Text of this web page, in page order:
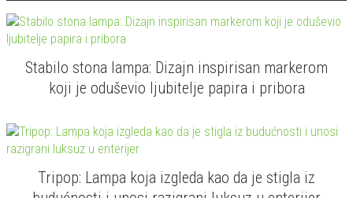
Stabilo stona lampa: Dizajn inspirisan markerom
koji je oduševio ljubitelje papira i pribora
Tripop: Lampa koja izgleda kao da je stigla iz